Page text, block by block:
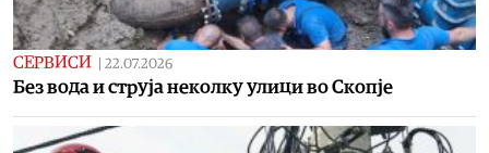
СЕРВИСИ | 22.07.2026
Без вода и струја неколку улици во Скопје